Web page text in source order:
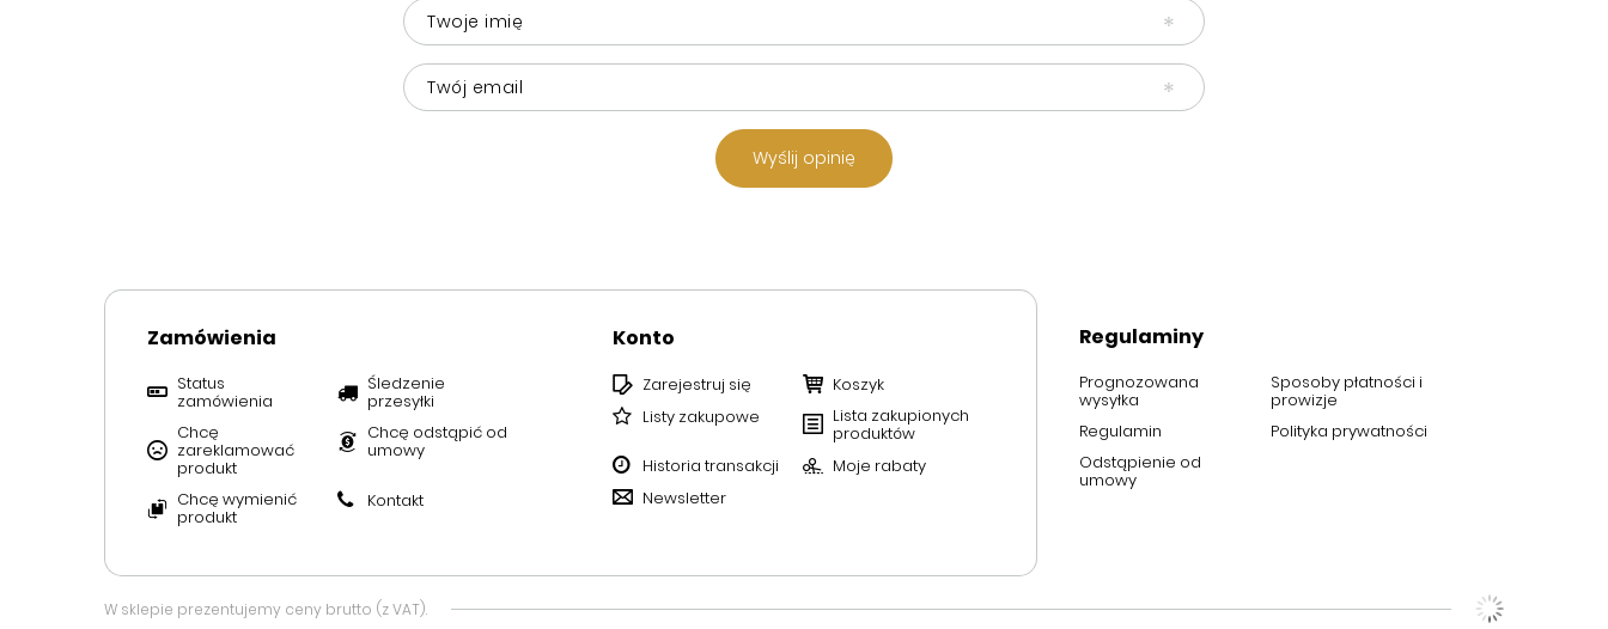
Twoje imię
Twój email
Wyślij opinię
Zamówienia
Status
zamówienia
Śledzenie
przesyłki
Chcę
zareklamować
produkt
Chcę odstąpić od
umowy
Chcę wymienić
produkt
Kontakt
Konto
Zarejestruj się
Koszyk
Listy zakupowe
Lista zakupionych
produktów
Historia transakcji
Moje rabaty
Newsletter
Regulaminy
Prognozowana
wysyłka
Sposoby płatności i
prowizje
Regulamin
Polityka prywatności
Odstąpienie od
umowy
W sklepie prezentujemy ceny brutto (z VAT).